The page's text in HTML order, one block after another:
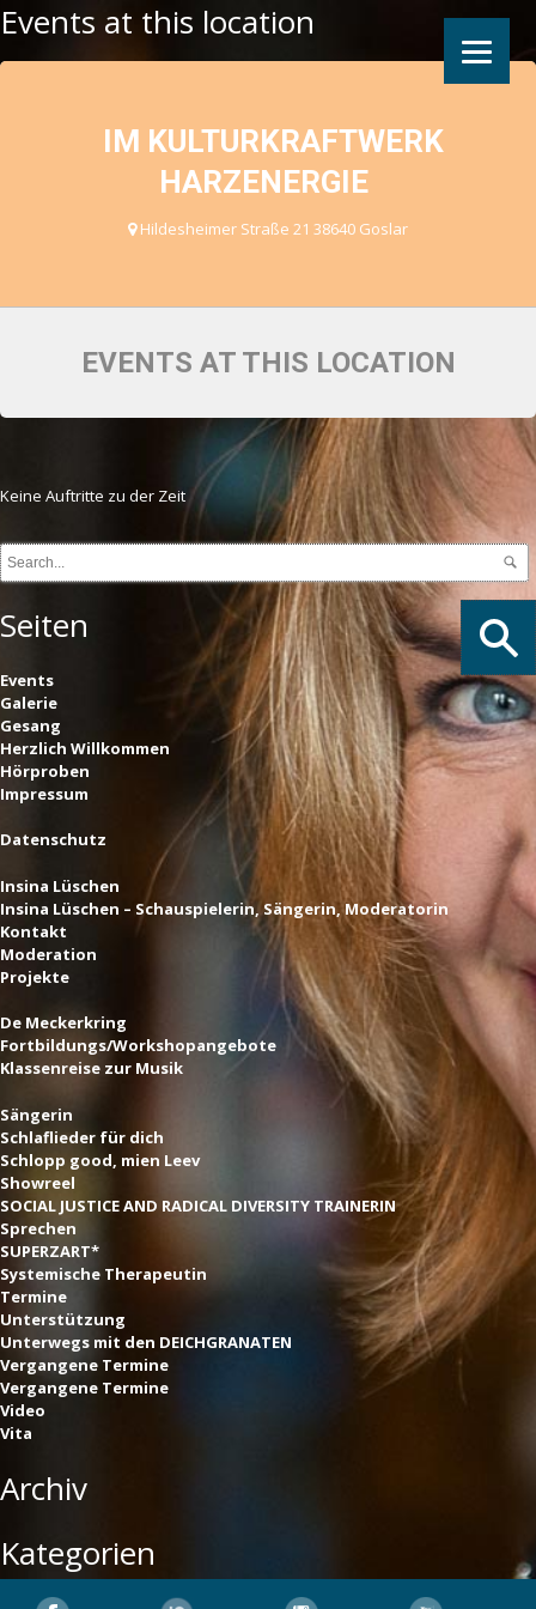
Events at this location
IM KULTURKRAFTWERK
HARZENERGIE
Hildesheimer Straße 21 38640 Goslar
EVENTS AT THIS LOCATION
Keine Auftritte zu der Zeit
Seiten
Events
Galerie
Gesang
Herzlich Willkommen
Hörproben
Impressum
Datenschutz
Insina Lüschen
Insina Lüschen – Schauspielerin, Sängerin, Moderatorin
Kontakt
Moderation
Projekte
De Meckerkring
Fortbildungs/Workshopangebote
Klassenreise zur Musik
Sängerin
Schlaflieder für dich
Schlopp good, mien Leev
Showreel
SOCIAL JUSTICE AND RADICAL DIVERSITY TRAINERIN
Sprechen
SUPERZART*
Systemische Therapeutin
Termine
Unterstützung
Unterwegs mit den DEICHGRANATEN
Vergangene Termine
Vergangene Termine
Video
Vita
Archiv
Kategorien